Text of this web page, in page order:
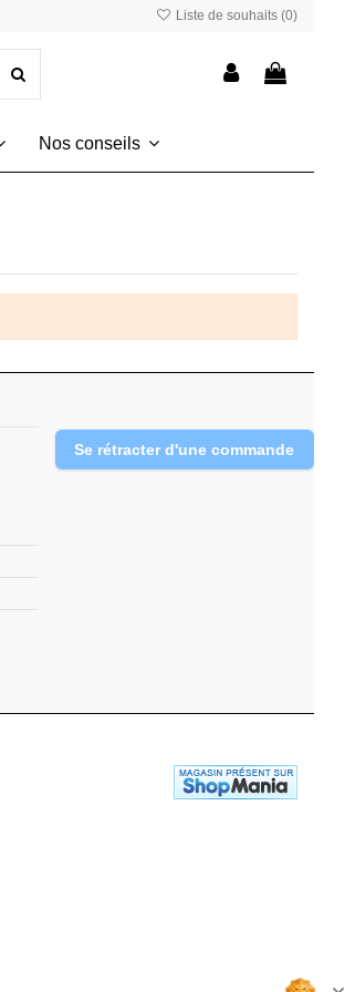
Liste de souhaits (0)
Nos conseils
Se rétracter d'une commande